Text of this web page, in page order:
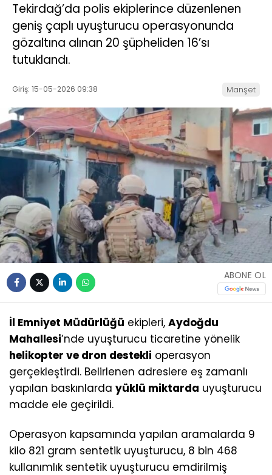
Tekirdağ’da polis ekiplerince düzenlenen
geniş çaplı uyuşturucu operasyonunda
gözaltına alınan 20 şüpheliden 16’sı
tutuklandı.
Giriş: 15-05-2026 09:38 Manşet
ABONE OL
İl Emniyet Müdürlüğü ekipleri, Aydoğdu
Mahallesi’nde uyuşturucu ticaretine yönelik
helikopter ve dron destekli operasyon
gerçekleştirdi. Belirlenen adreslere eş zamanlı
yapılan baskınlarda yüklü miktarda uyuşturucu
madde ele geçirildi.
Operasyon kapsamında yapılan aramalarda 9
kilo 821 gram sentetik uyuşturucu, 8 bin 468
kullanımlık sentetik uyuşturucu emdirilmiş